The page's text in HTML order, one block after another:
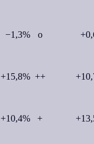
−1,3% o
+15,8% ++
+10,4% +